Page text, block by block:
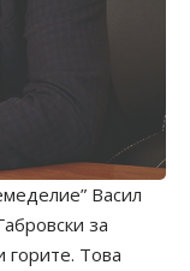
Васил
за
Това